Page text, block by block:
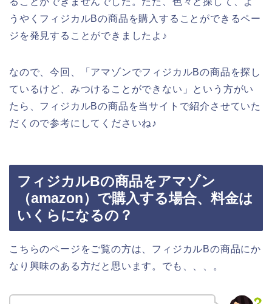
うやくフィジカルBの商品を購入することができるペー
ジを発見することができましたよ♪
なので、今回、「アマゾンでフィジカルBの商品を探し
ているけど、みつけることができない」という方がい
たら、フィジカルBの商品を当サイトで紹介させていた
だくので参考にしてくださいね♪
フィジカルBの商品をアマゾン
（amazon）で購入する場合、料金は
いくらになるの？
こちらのページをご覧の方は、フィジカルBの商品にか
なり興味のある方だと思います。でも、、、。